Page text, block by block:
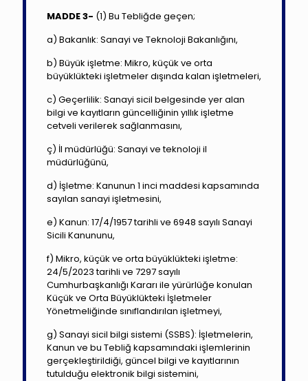
MADDE 3- (1) Bu Tebliğde geçen;
a) Bakanlık: Sanayi ve Teknoloji Bakanlığını,
b) Büyük işletme: Mikro, küçük ve orta
büyüklükteki işletmeler dışında kalan işletmeleri,
c) Geçerlilik: Sanayi sicil belgesinde yer alan
bilgi ve kayıtların güncelliğinin yıllık işletme
cetveli verilerek sağlanmasını,
ç) İl müdürlüğü: Sanayi ve teknoloji il
müdürlüğünü,
d) İşletme: Kanunun 1 inci maddesi kapsamında
sayılan sanayi işletmesini,
e) Kanun: 17/4/1957 tarihli ve 6948 sayılı Sanayi
Sicili Kanununu,
f) Mikro, küçük ve orta büyüklükteki işletme:
24/5/2023 tarihli ve 7297 sayılı
Cumhurbaşkanlığı Kararı ile yürürlüğe konulan
Küçük ve Orta Büyüklükteki İşletmeler
Yönetmeliğinde sınıflandırılan işletmeyi,
g) Sanayi sicil bilgi sistemi (SSBS): İşletmelerin,
Kanun ve bu Tebliğ kapsamındaki işlemlerinin
gerçekleştirildiği, güncel bilgi ve kayıtlarının
tutulduğu elektronik bilgi sistemini,